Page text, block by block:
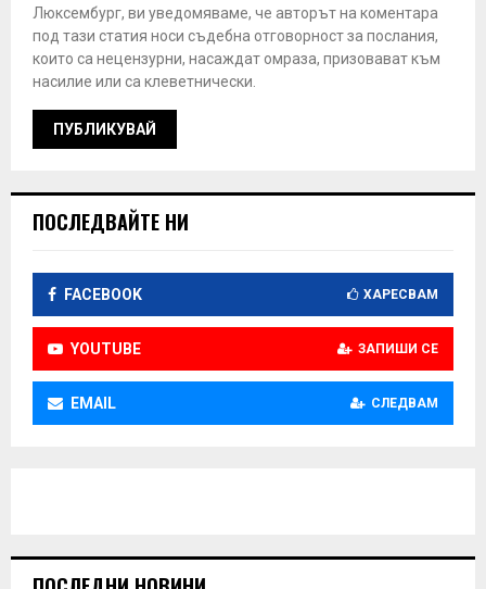
Люксембург, ви уведомяваме, че авторът на коментара
под тази статия носи съдебна отговорност за послания,
които са нецензурни, насаждат омраза, призовават към
насилие или са клеветнически.
ПОСЛЕДВАЙТЕ НИ
FACEBOOK ХАРЕСВАМ
YOUTUBE ЗАПИШИ СЕ
EMAIL СЛЕДВАМ